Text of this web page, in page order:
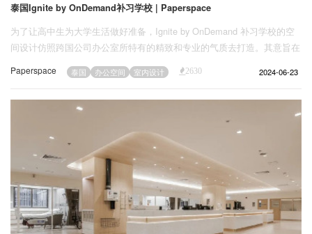
泰国Ignite by OnDemand补习学校 | Paperspace
为了让高中生为大学生活做好准备，Ignite by OnDemand 补习学校的空
间设计仿照跨国公司办公室所特有的精致和专业的气质去打造。其意旨在
案由Paperspace设计团队精彩呈现。
Paperspace 泰国 办公空间 室内设计 2630 2024-06-23